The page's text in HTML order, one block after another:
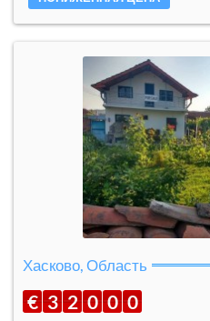
Хасково, Область
€ 3 2 0 0 0